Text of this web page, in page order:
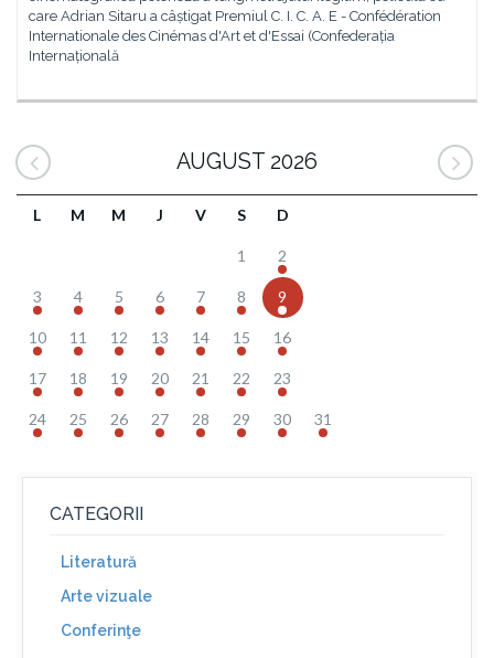
care Adrian Sitaru a câștigat Premiul C. I. C. A. E - Confédération
Internationale des Cinémas d'Art et d'Essai (Confederația
Internațională
AUGUST 2026
L M M J V S D
1 2
3 4 5 6 7 8 9
10 11 12 13 14 15 16
17 18 19 20 21 22 23
24 25 26 27 28 29 30 31
CATEGORII
Literatură
Arte vizuale
Conferinţe